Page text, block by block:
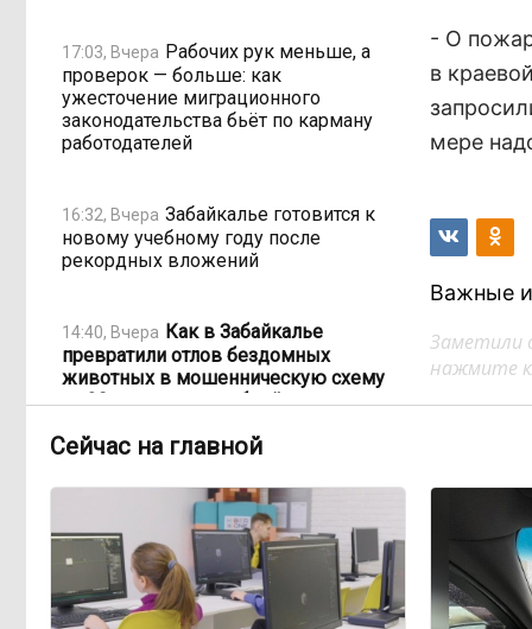
17:03, Вчера Рабочих рук меньше, а
проверок — больше: как
ужесточение миграционного
законодательства бьёт по карману
работодателей
16:32, Вчера Забайкалье готовится к
новому учебному году после
рекордных вложений
14:40, Вчера Как в Забайкалье
превратили отлов бездомных
животных в мошенническую схему
на 20 миллионов рублей
запрет купания на Арахлее и Кеноне
13:15, Вчера Вода за 68 миллионов:
ТГК-14 заплатит государству за
пользование Кеноном и Ингодой
- О
в
мере
Важные
Заметили
нажмите
Сейчас на главной